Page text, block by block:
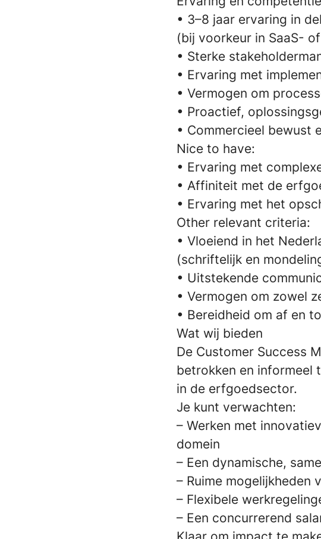
• 3–8 jaar ervaring in
(bij voorkeur in SaaS-
• Sterke
• Ervaring met
• Vermogen om
• Proactief,
• Commercieel bewust
Nice to have:
• Ervaring met
• Affiniteit met de
• Ervaring met het
Other relevant criteria:
• Vloeiend in het
(schriftelijk en
• Uitstekende
• Vermogen om zowel
• Bereidheid om af en
Wat wij bieden
De Customer Success
betrokken en informeel
in de erfgoedsector.
Je kunt verwachten:
– Werken met
domein
– Een dynamische,
– Ruime mogelijkheden
– Flexibele
– Een concurrerend